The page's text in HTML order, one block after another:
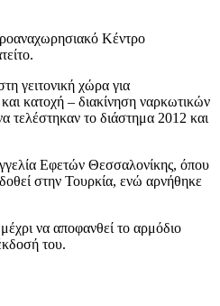
Κέντρο
γειτονική χώρα για
κατοχή – διακίνηση ναρκωτικών
τελέστηκαν το διάστημα 2012 και
Εφετών Θεσσαλονίκης, όπου
στην Τουρκία, ενώ αρνήθηκε
να αποφανθεί το αρμόδιο
του.